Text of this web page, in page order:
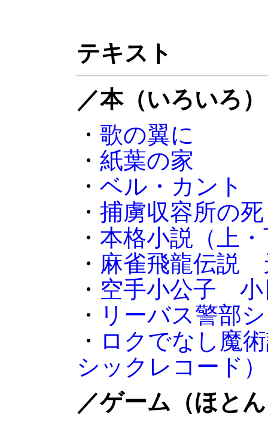
テキスト
／本（いろいろ）
・ 歌の翼に
・ 紙葉の家
・ ベル・カント
・ 捕虜収容所の死
・ 本格小説（上
・ 麻雀飛龍伝説
・ 空手小公子 小
・ リーバス警部
・ ロクでなし魔
シックレコード）
／ゲーム（ほと